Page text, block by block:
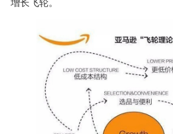
增长飞轮。